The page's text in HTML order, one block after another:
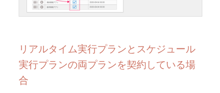
リアルタイム実行プランとスケジュール
実行プランの両プランを契約している場
合